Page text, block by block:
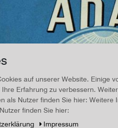
auf unserer Website. Einige
Ihre Erfahrung zu verbessern.
als Nutzer finden Sie hier:
finden Sie hier:
Impressum